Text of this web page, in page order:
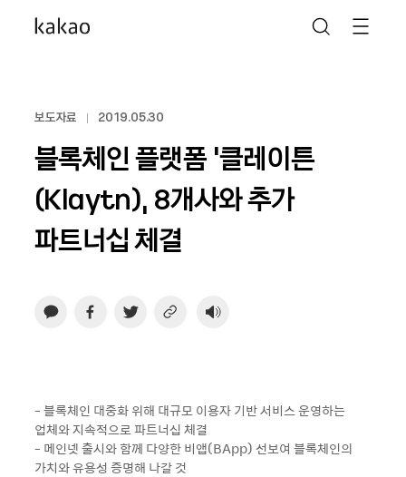
보도자료 2019.05.30
블록체인 플랫폼 '클레이튼
(Klaytn), 8개사와 추가
파트너십 체결
- 블록체인 대중화 위해 대규모 이용자 기반 서비스 운영하는
업체와 지속적으로 파트너십 체결
- 메인넷 출시와 함께 다양한 비앱(BApp) 선보여 블록체인의
가치와 유용성 증명해 나갈 것